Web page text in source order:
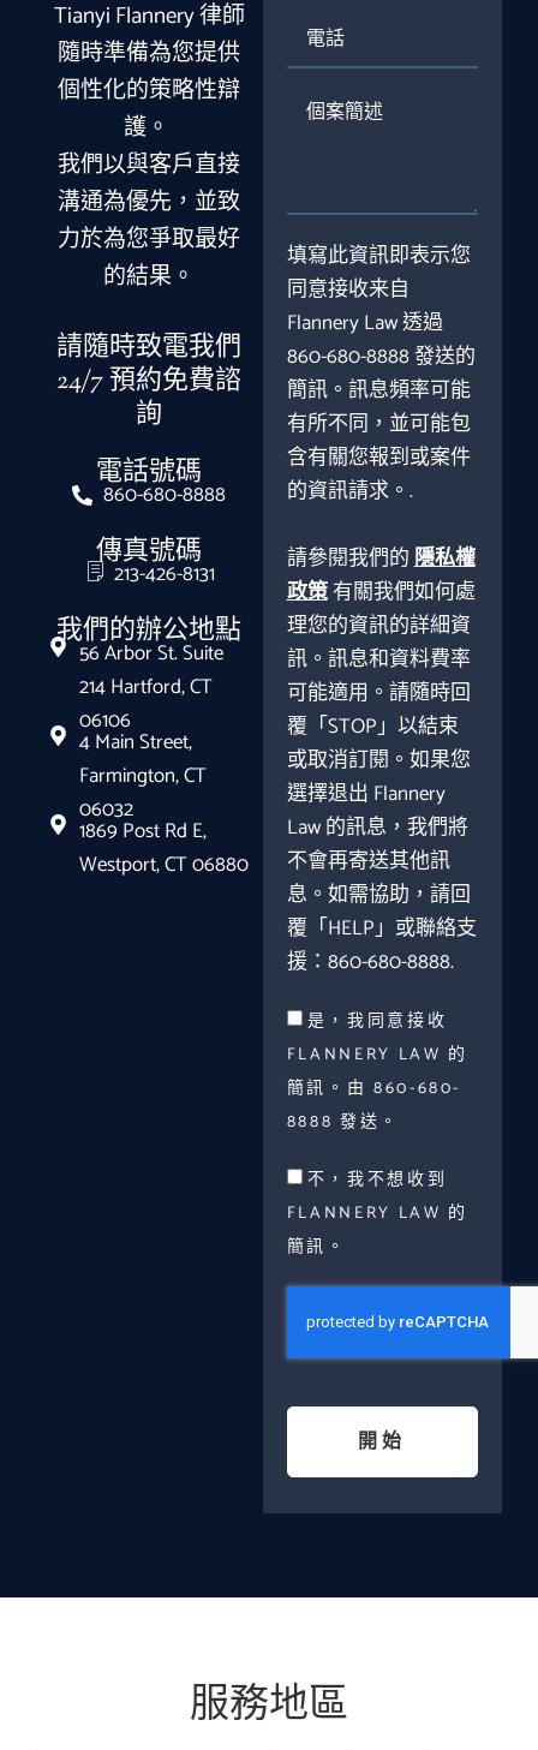
Tianyi Flannery 律師
隨時準備為您提供
個性化的策略性辯
護。
我們以與客戶直接
溝通為優先，並致
力於為您爭取最好
的結果。
請隨時致電我們
24/7 預約免費諮
詢
電話號碼
860-680-8888
傳真號碼
213-426-8131
我們的辦公地點
56 Arbor St. Suite
214 Hartford, CT
06106
4 Main Street,
Farmington, CT
06032
1869 Post Rd E,
Westport, CT 06880
填寫此資訊即表示您
同意接收来自
Flannery Law 透過
860-680-8888 發送的
簡訊。訊息頻率可能
有所不同，並可能包
含有關您報到或案件
的資訊請求。.
請參閱我們的隱私權
政策有關我們如何處
理您的資訊的詳細資
訊。訊息和資料費率
可能適用。請隨時回
覆「STOP」以結束
或取消訂閱。如果您
選擇退出 Flannery
Law 的訊息，我們將
不會再寄送其他訊
息。如需協助，請回
覆「HELP」或聯絡支
援：860-680-8888.
是，我同意接收
FLANNERY LAW 的
簡訊。由 860-680-
8888 發送。
不，我不想收到
FLANNERY LAW 的
簡訊。
開始
服務地區